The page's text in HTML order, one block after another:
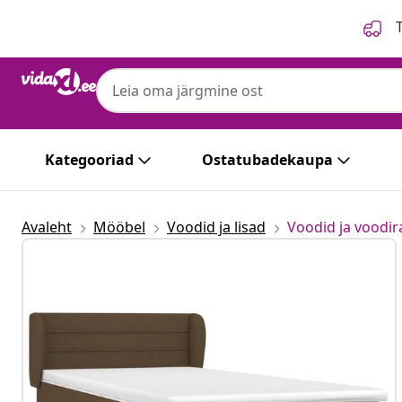
Kategooriad Ostatubadekaupa
Avaleht Mööbel Voodid ja lisad Voodid ja